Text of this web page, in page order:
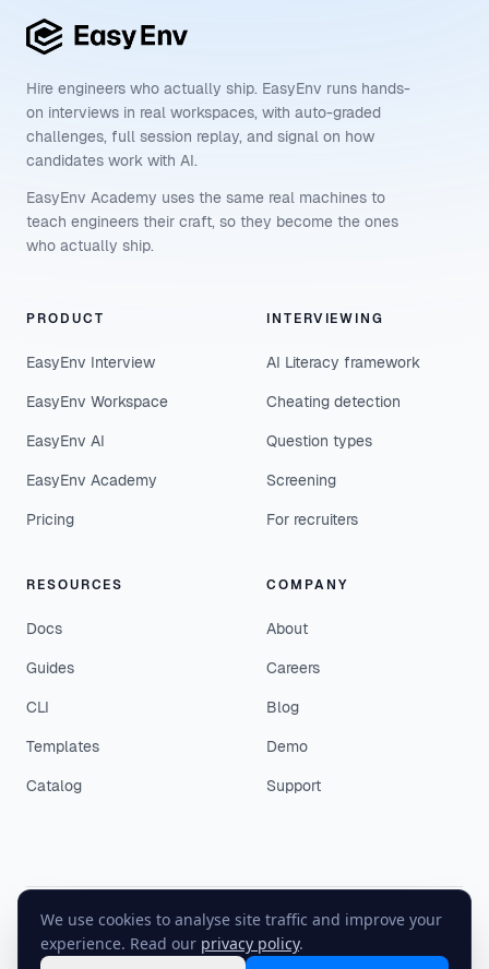
We use cookies to analyse site traffic and improve your
experience. Read our privacy policy.
Hire engineers who actually ship. EasyEnv runs hands-
on interviews in real workspaces, with auto-graded
challenges, full session replay, and signal on how
candidates work with AI.
EasyEnv Academy uses the same real machines to
teach engineers their craft, so they become the ones
who actually ship.
PRODUCT
EasyEnv Interview
EasyEnv Workspace
EasyEnv AI
EasyEnv Academy
Pricing
INTERVIEWING
AI Literacy framework
Cheating detection
Question types
Screening
For recruiters
RESOURCES
Docs
Guides
CLI
Templates
Catalog
COMPANY
About
Careers
Blog
Demo
Support
©2026EasyEnv. All rights reserved.
Terms
· Privacy · Status